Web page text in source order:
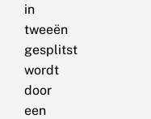
in
tweeën
gesplitst
wordt
door
een